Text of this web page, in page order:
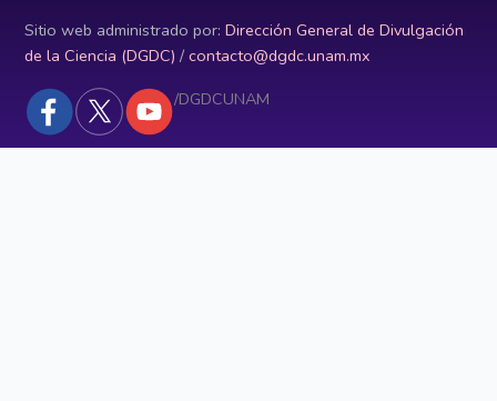
Sitio web administrado por: Dirección General de Divulgación
de la Ciencia (DGDC) / contacto@dgdc.unam.mx
/DGDCUNAM